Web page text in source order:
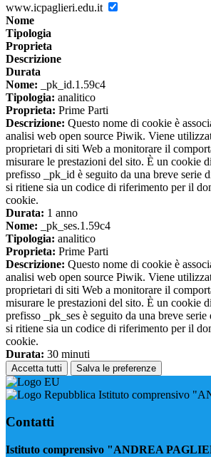
www.icpaglieri.edu.it
Nome
Tipologia
Proprieta
Descrizione
Durata
Nome: _pk_id.1.59c4
Tipologia: analitico
Proprieta: Prime Parti
Descrizione: Questo nome di cookie è
analisi web open source Piwik. Viene
proprietari di siti Web a monitorare il
misurare le prestazioni del sito. È un cookie
prefisso _pk_id è seguito da una breve serie
si ritiene sia un codice di riferimento per il
cookie.
Durata: 1 anno
Nome: _pk_ses.1.59c4
Tipologia: analitico
Proprieta: Prime Parti
Descrizione: Questo nome di cookie è
analisi web open source Piwik. Viene
proprietari di siti Web a monitorare il
misurare le prestazioni del sito. È un cookie
prefisso _pk_ses è seguito da una breve
si ritiene sia un codice di riferimento per il
cookie.
Durata: 30 minuti
Accetta tutti Salva le preferenze
Istituto comprensivo
Contatti
Istituto comprensivo "ANDREA